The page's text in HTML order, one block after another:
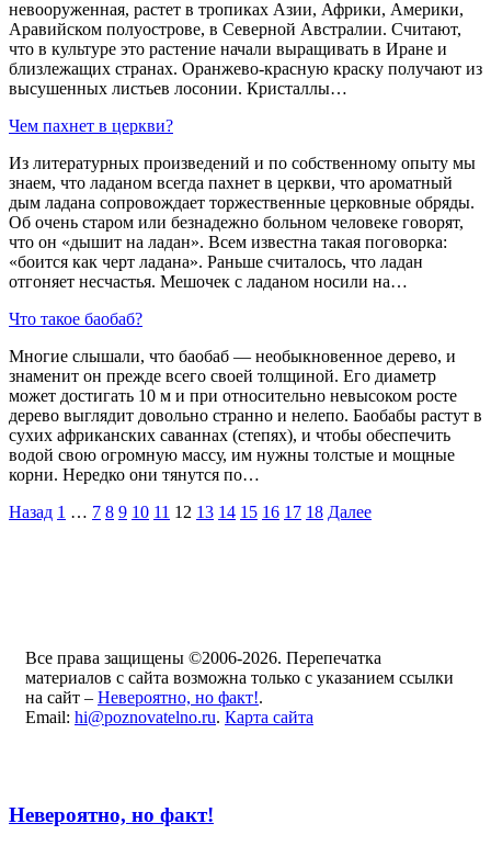
невооруженная, растет в тропиках Азии, Африки, Америки,
Аравийском полуострове, в Северной Австралии. Считают,
что в культуре это растение начали выращивать в Иране и
близлежащих странах. Оранжево-красную краску получают из
высушенных листьев лосонии. Кристаллы…
Чем пахнет в церкви?
Из литературных произведений и по собственному опыту мы
знаем, что ладаном всегда пахнет в церкви, что ароматный
дым ладана сопровождает торжественные церковные обряды.
Об очень старом или безнадежно больном человеке говорят,
что он «дышит на ладан». Всем известна такая поговорка:
«боится как черт ладана». Раньше считалось, что ладан
отгоняет несчастья. Мешочек с ладаном носили на…
Что такое баобаб?
Многие слышали, что баобаб — необыкновенное дерево, и
знаменит он прежде всего своей толщиной. Его диаметр
может достигать 10 м и при относительно невысоком росте
дерево выглядит довольно странно и нелепо. Баобабы растут в
сухих африканских саваннах (степях), и чтобы обеспечить
водой свою огромную массу, им нужны толстые и мощные
корни. Нередко они тянутся по…
Назад 1 … 7 8 9 10 11 12 13 14 15 16 17 18 Далее
Все права защищены ©2006-2026. Перепечатка
материалов с сайта возможна только с указанием ссылки
на сайт – Невероятно, но факт!.
Email: hi@poznovatelno.ru. Карта сайта
Невероятно, но факт!